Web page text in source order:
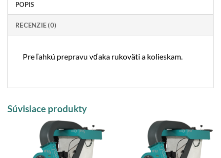
POPIS
RECENZIE (0)
Pre ľahkú prepravu vďaka rukoväti a kolieskam.
Súvisiace produkty